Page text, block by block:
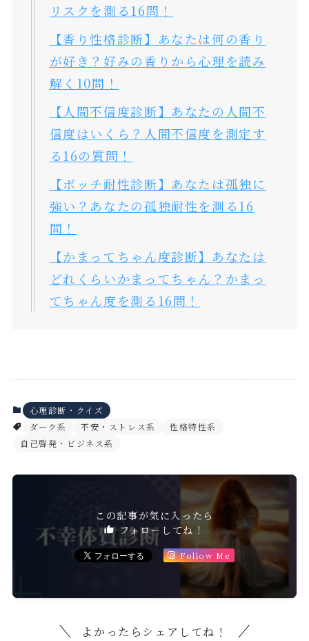
リスクを測る16問！
【香り性格診断】あなたは何の香り
が好き？好みの香りから心理を読み
解く10問！
【人間不信度診断】あなたの人間不
信度はいくら？人間不信度を測定す
る16の質問！
【ボッチ耐性診断】あなたは孤独に
強い？あなたの孤独耐性を測る16
問！
【かまってちゃん度診断】あなたは
どれくらいかまってちゃん？かまっ
てちゃん度を測る16問！
心理診断・クイズ
ダーク系
不安・ストレス系
性格特性系
自己啓発・ビジネス系
この記事が気に入ったら
フォローしてね！
Follow Me
よかったらシェアしてね！